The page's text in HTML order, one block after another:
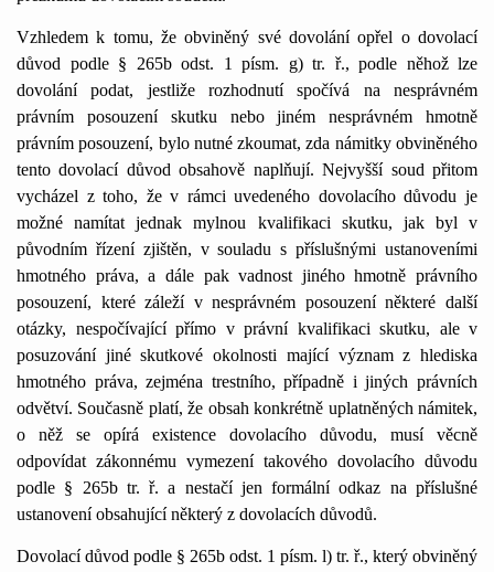
Vzhledem k tomu, že obviněný své dovolání opřel o dovolací
důvod podle § 265b odst. 1 písm. g) tr. ř., podle něhož lze
dovolání podat, jestliže rozhodnutí spočívá na nesprávném
právním posouzení skutku nebo jiném nesprávném hmotně
právním posouzení, bylo nutné zkoumat, zda námitky obviněného
tento dovolací důvod obsahově naplňují. Nejvyšší soud přitom
vycházel z toho, že v rámci uvedeného dovolacího důvodu je
možné namítat jednak mylnou kvalifikaci skutku, jak byl v
původním řízení zjištěn, v souladu s příslušnými ustanoveními
hmotného práva, a dále pak vadnost jiného hmotně právního
posouzení, které záleží v nesprávném posouzení některé další
otázky, nespočívající přímo v právní kvalifikaci skutku, ale v
posuzování jiné skutkové okolnosti mající význam z hlediska
hmotného práva, zejména trestního, případně i jiných právních
odvětví. Současně platí, že obsah konkrétně uplatněných námitek,
o něž se opírá existence dovolacího důvodu, musí věcně
odpovídat zákonnému vymezení takového dovolacího důvodu
podle § 265b tr. ř. a nestačí jen formální odkaz na příslušné
ustanovení obsahující některý z dovolacích důvodů.
Dovolací důvod podle § 265b odst. 1 písm. l) tr. ř., který obviněný